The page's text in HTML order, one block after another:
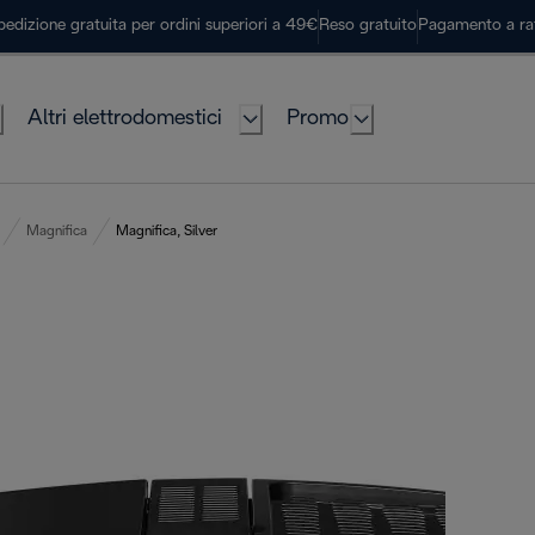
gratuita per ordini superiori a 49€ Reso gratuito Pagamento a
Altri elettrodomestici Promo
Magnifica Magnifica, Silver